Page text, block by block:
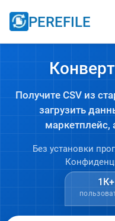
PEREFILE
Получите CSV из
загрузить
маркетплейс,
Без установки
1К+